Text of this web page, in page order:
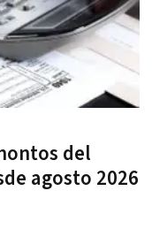
del
agosto 2026